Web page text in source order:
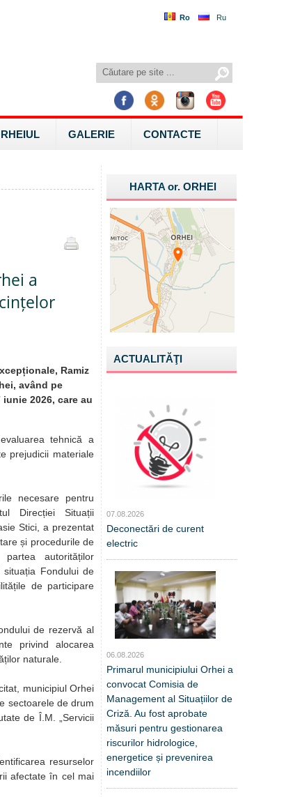
Ro Ru
GALERIE CONTACTE
a
Ramiz
având pe
2026, care au
tehnică a
prejudicii materiale
necesare pentru
Direcției Situații
Stici, a prezentat
și procedurile de
autorităților
situația Fondului de
de participare
de rezervă al
privind alocarea
naturale.
municipiul Orhei
sectoarele de drum
de Î.M. „Servicii
resurselor
afectate în cel mai
HARTA or.ORHEI
ACTUALITĂŢI
07.08.2026
Deconectări de curent
electric
06.08.2026
Primarul municipiului Orhei a
convocat Comisia de
Management al Situațiilor de
Criză. Au fost aprobate
măsuri pentru gestionarea
riscurilor hidrologice,
energetice și prevenirea
incendiilor